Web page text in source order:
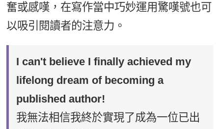
奮或感嘆，在寫作當中巧妙運用驚嘆號也可
以吸引閱讀者的注意力。
I can't believe I finally achieved my
lifelong dream of becoming a
published author!
我無法相信我終於實現了成為一位已出